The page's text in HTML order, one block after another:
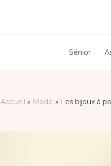
Sénior
Accueil Mode Les bijoux à
Navigation